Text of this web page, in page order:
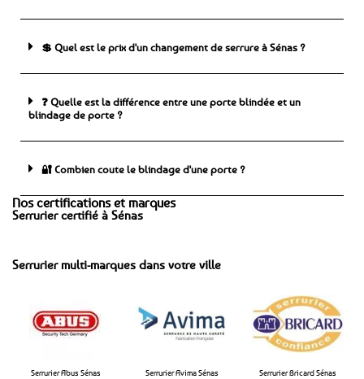
💲 Quel est le prix d'un changement de serrure à Sénas ?
❓ Quelle est la différence entre une porte blindée et un
blindage de porte ?
🔐 Combien coute le blindage d'une porte ?
Nos certifications et marques
Serrurier certifié à Sénas
Serrurier multi-marques dans votre ville
Serrurier Abus Sénas Serrurier Avima Sénas​ Serrurier Bricard Sénas​